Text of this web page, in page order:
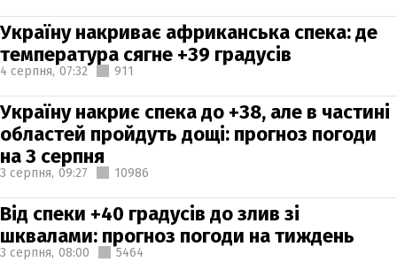
Україну накриває африканська спека: де
температура сягне +39 градусів
4 серпня, 07:32 911
Україну накриє спека до +38, але в частині
областей пройдуть дощі: прогноз погоди
на 3 серпня
3 серпня, 09:27 10986
Від спеки +40 градусів до злив зі
шквалами: прогноз погоди на тиждень
3 серпня, 08:00 5464